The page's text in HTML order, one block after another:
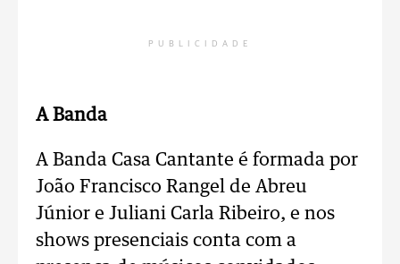
PUBLICIDADE
A Banda
A Banda Casa Cantante é formada por
João Francisco Rangel de Abreu
Júnior e Juliani Carla Ribeiro, e nos
shows presenciais conta com a